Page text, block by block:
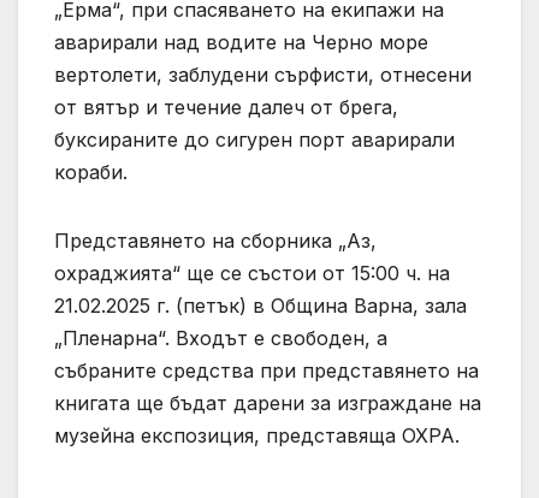
„Ерма“, при спасяването на екипажи на
аварирали над водите на Черно море
вертолети, заблудени сърфисти, отнесени
от вятър и течение далеч от брега,
буксираните до сигурен порт аварирали
кораби.
Представянето на сборника „Аз,
охраджията“ ще се състои от 15:00 ч. на
21.02.2025 г. (петък) в Община Варна, зала
„Пленарна“. Входът е свободен, а
събраните средства при представянето на
книгата ще бъдат дарени за изграждане на
музейна експозиция, представяща ОХРА.